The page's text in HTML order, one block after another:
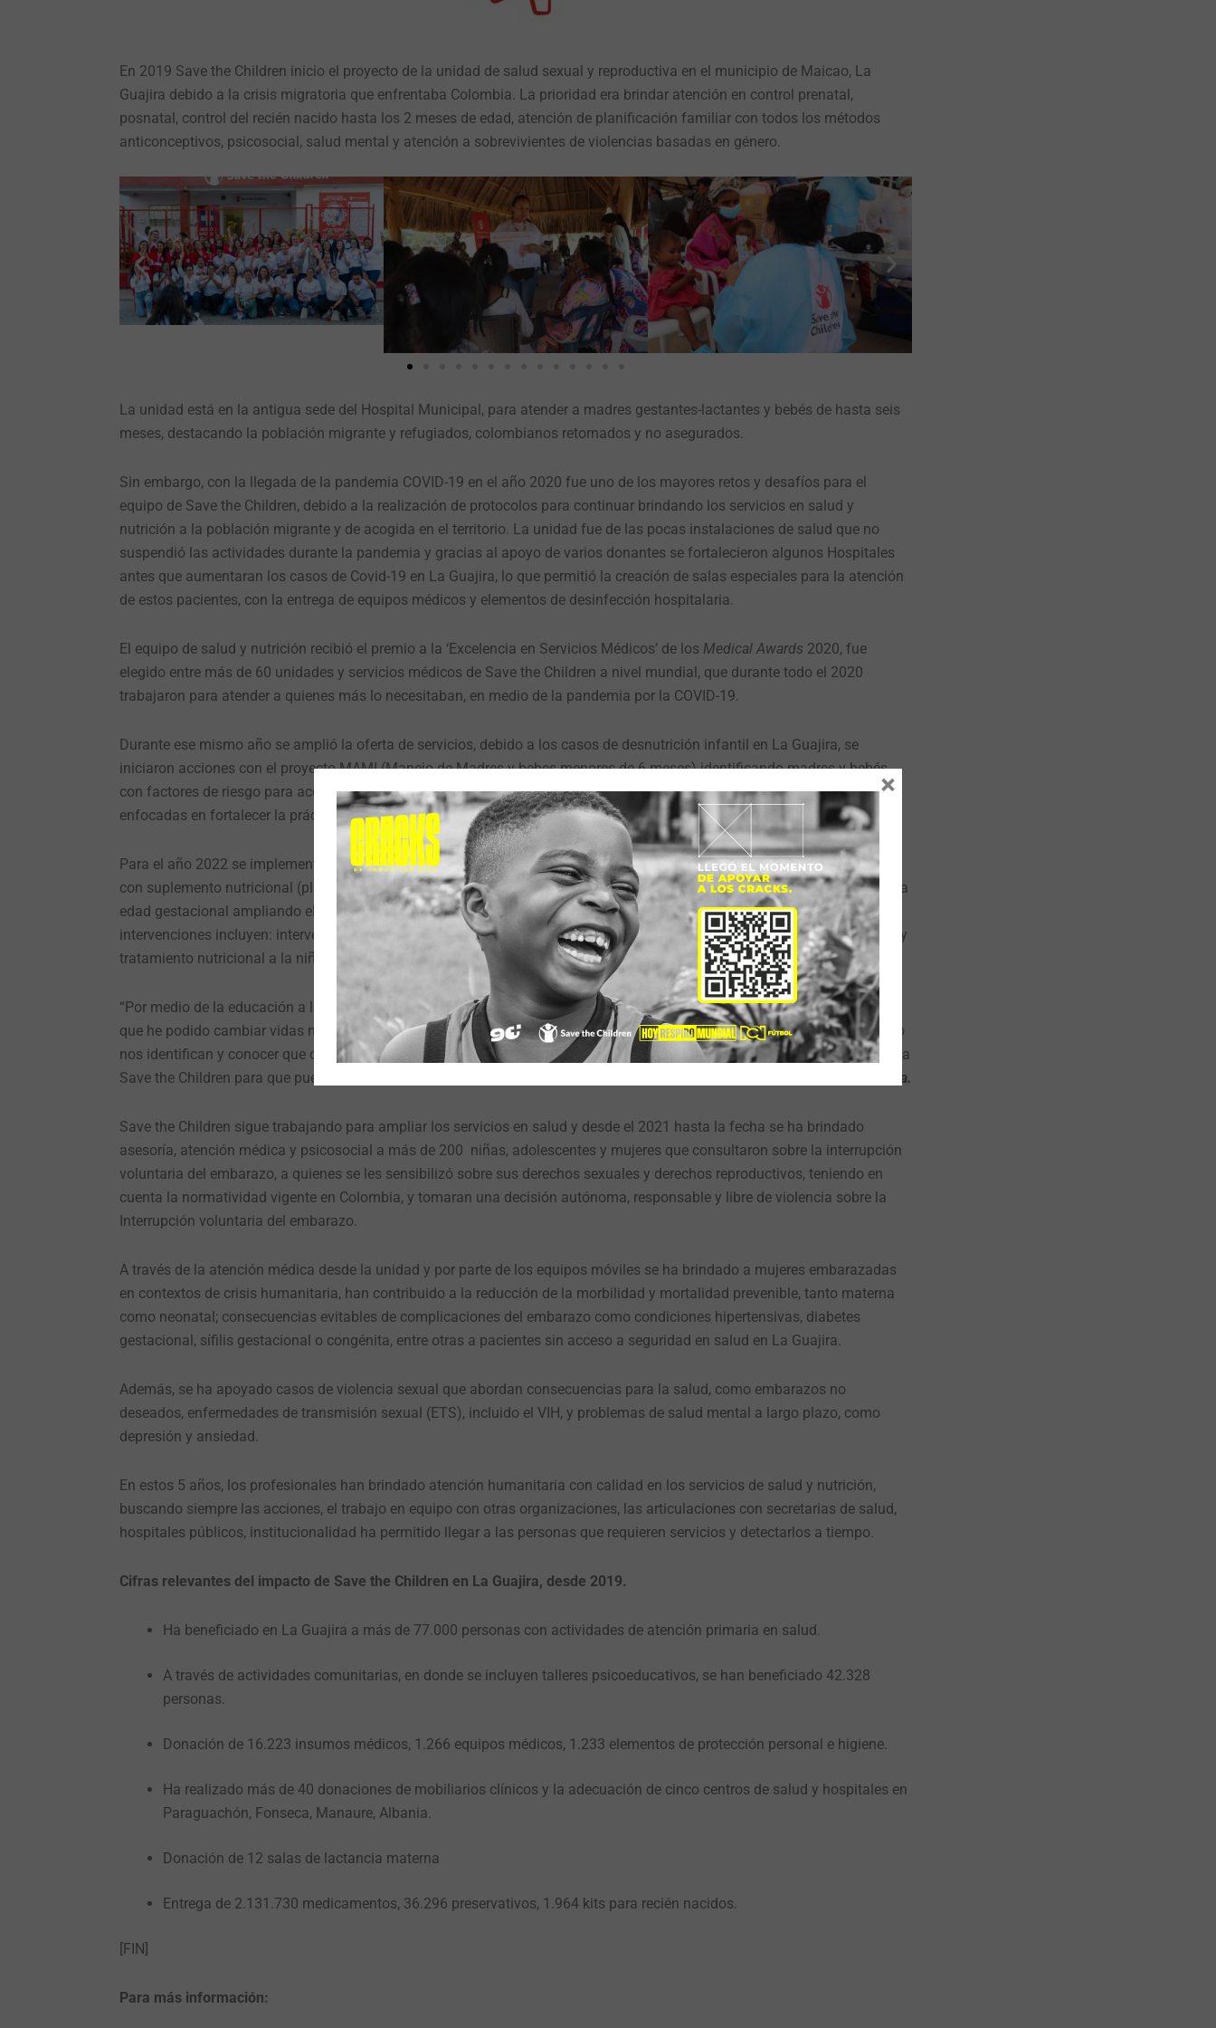
En 2019 Save the Children inicio el proyecto de la unidad de salud sexual y reproductiva en el municipio de Maicao, La
Guajira debido a la crisis migratoria que enfrentaba Colombia. La prioridad era brindar atención en control prenatal,
posnatal, control del recién nacido hasta los 2 meses de edad, atención de planificación familiar con todos los métodos
anticonceptivos, psicosocial, salud mental y atención a sobrevivientes de violencias basadas en género.
La unidad está en la antigua sede del Hospital Municipal, para atender a madres gestantes-lactantes y bebés de hasta seis
meses, destacando la población migrante y refugiados, colombianos retornados y no asegurados.
Sin embargo, con la llegada de la pandemia COVID-19 en el año 2020 fue uno de los mayores retos y desafíos para el
equipo de Save the Children, debido a la realización de protocolos para continuar brindando los servicios en salud y
nutrición a la población migrante y de acogida en el territorio. La unidad fue de las pocas instalaciones de salud que no
suspendió las actividades durante la pandemia y gracias al apoyo de varios donantes se fortalecieron algunos Hospitales
antes que aumentaran los casos de Covid-19 en La Guajira, lo que permitió la creación de salas especiales para la atención
de estos pacientes, con la entrega de equipos médicos y elementos de desinfección hospitalaria.
El equipo de salud y nutrición recibió el premio a la ‘Excelencia en Servicios Médicos’ de los Medical Awards 2020, fue
elegido entre más de 60 unidades y servicios médicos de Save the Children a nivel mundial, que durante todo el 2020
trabajaron para atender a quienes más lo necesitaban, en medio de la pandemia por la COVID-19.
Durante ese mismo año se amplió la oferta de servicios, debido a los casos de desnutrición infantil en La Guajira, se
iniciaron acciones con el proyecto MAMI (Manejo de Madres y bebes menores de 6 meses) identificando madres y bebés
con factores de riesgo para acompañamiento durante sus primeros seis meses de vida, con intervenciones nutricionales
enfocadas en fortalecer la práctica de lactancia materna exclusiva, en el periodo de 2020 a 2021.
Para el año 2022 se implementó el protocolo de prevención de la desnutrición aguda en la niñez de 6 a 59 meses de edad
con suplemento nutricional (plumpy) y la suplementación con Plumpy Mom a gestantes identificadas con bajo peso para la
edad gestacional ampliando el enfoque de acción en MAMI durante los mil primeros días de vida. Actualmente, las
intervenciones incluyen: intervenciones educativas a gestantes y lactantes menores de 2 años, bebés menores de 6 meses y
tratamiento nutricional a la niñez entre 6 y 59 meses en riesgo de desnutrición aguda.
“Por medio de la educación a las mujeres que asisten al programa de salud sexual y reproductiva materno infantil, siento
que he podido cambiar vidas no solo yo sino todo el equipo de trabajo, siento que hemos llegado a tocar fibras, al ver cómo
nos identifican y conocer que cuando ellas llegan a sus casas o comunidades, nos relacionan invitando a que se acerquen a
Save the Children para que puedan ser atendidos, eso es muy gratificante”.
Juana Fernández – Oficial de salud en La Guajira.
Save the Children sigue trabajando para ampliar los servicios en salud y desde el 2021 hasta la fecha se ha brindado
asesoría, atención médica y psicosocial a más de 200 niñas, adolescentes y mujeres que consultaron sobre la interrupción
voluntaria del embarazo, a quienes se les sensibilizó sobre sus derechos sexuales y derechos reproductivos, teniendo en
cuenta la normatividad vigente en Colombia, y tomaran una decisión autónoma, responsable y libre de violencia sobre la
Interrupción voluntaria del embarazo.
A través de la atención médica desde la unidad y por parte de los equipos móviles se ha brindado a mujeres embarazadas
en contextos de crisis humanitaria, han contribuido a la reducción de la morbilidad y mortalidad prevenible, tanto materna
como neonatal; consecuencias evitables de complicaciones del embarazo como condiciones hipertensivas, diabetes
gestacional, sífilis gestacional o congénita, entre otras a pacientes sin acceso a seguridad en salud en La Guajira.
Además, se ha apoyado casos de violencia sexual que abordan consecuencias para la salud, como embarazos no
deseados, enfermedades de transmisión sexual (ETS), incluido el VIH, y problemas de salud mental a largo plazo, como
depresión y ansiedad.
En estos 5 años, los profesionales han brindado atención humanitaria con calidad en los servicios de salud y nutrición,
buscando siempre las acciones, el trabajo en equipo con otras organizaciones, las articulaciones con secretarias de salud,
hospitales públicos, institucionalidad ha permitido llegar a las personas que requieren servicios y detectarlos a tiempo.
Cifras relevantes del impacto de Save the Children en La Guajira, desde 2019.
Ha beneficiado en La Guajira a más de 77.000 personas con actividades de atención primaria en salud.
A través de actividades comunitarias, en donde se incluyen talleres psicoeducativos, se han beneficiado 42.328
personas.
Donación de 16.223 insumos médicos, 1.266 equipos médicos, 1.233 elementos de protección personal e higiene.
Ha realizado más de 40 donaciones de mobiliarios clínicos y la adecuación de cinco centros de salud y hospitales en
Paraguachón, Fonseca, Manaure, Albania.
Donación de 12 salas de lactancia materna
Entrega de 2.131.730 medicamentos, 36.296 preservativos, 1.964 kits para recién nacidos.
[FIN]
Para más información:
×